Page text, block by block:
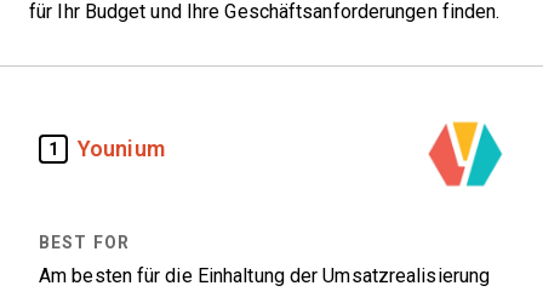
für Ihr Budget und Ihre Geschäftsanforderungen finden.
1 Younium
Am besten für die Einhaltung der Umsatzrealisierung